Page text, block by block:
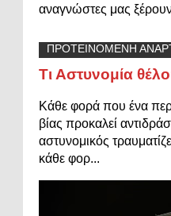
αναγνώστες μας
ΠΡΟΤΕΙΝΟΜΕΝΗ
Τι Αστυνομία
Κάθε φορά που ένα
βίας προκαλεί
αστυνομικός
κάθε φορ...